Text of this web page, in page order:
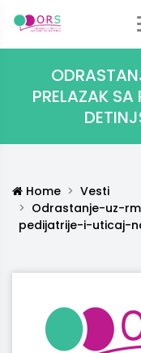
PRELAZAK
Home
Vesti
Odrastanje-uz-
pedijatrije-i-uticaj-